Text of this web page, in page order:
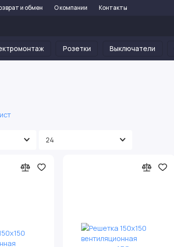
и обмен О компании Контакты
Розетки Выключатели